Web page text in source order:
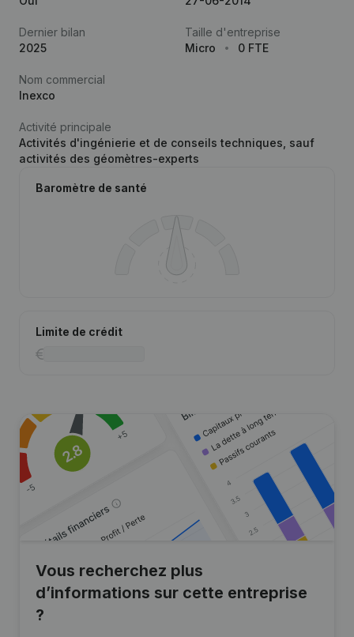
Dernier bilan
2025
Taille d'entreprise
Micro
0 FTE
Nom commercial
Inexco
Activité principale
Activités d'ingénierie et de conseils techniques, sauf
activités des géomètres-experts
Baromètre de santé
Limite de crédit
Vous recherchez plus
d’informations sur cette entreprise
?